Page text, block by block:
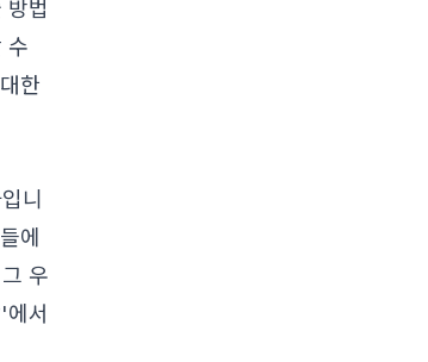
법
수
한
니
에
우
서